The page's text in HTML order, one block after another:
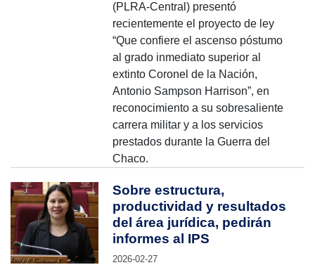
(PLRA-Central) presentó
recientemente el proyecto de ley
“Que confiere el ascenso póstumo
al grado inmediato superior al
extinto Coronel de la Nación,
Antonio Sampson Harrison”, en
reconocimiento a su sobresaliente
carrera militar y a los servicios
prestados durante la Guerra del
Chaco.
Sobre estructura,
productividad y resultados
del área jurídica, pedirán
informes al IPS
2026-02-27